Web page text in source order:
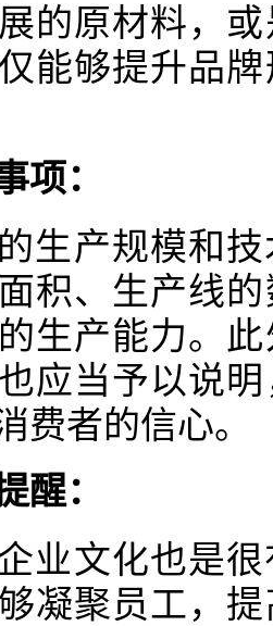
的原材料，
能够提升品
项：
生产规模和
积、生产线
生产能力。
应当予以说
费者的信心。
醒：
业文化也是
凝聚员工，